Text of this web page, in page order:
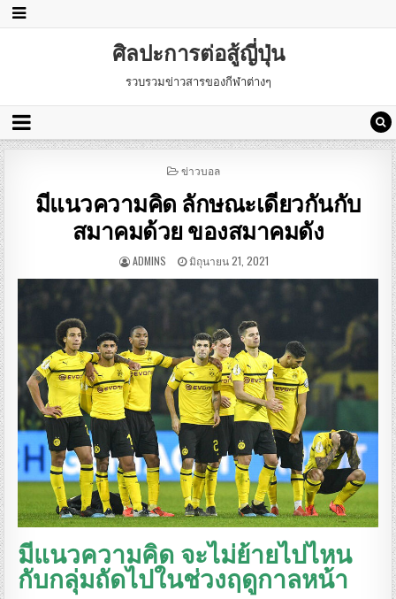
ศิลปะการต่อสู้ญี่ปุ่น
รวบรวมข่าวสารของกีฬาต่างๆ
POSTED
ข่าวบอล
มีแนวความคิด ลักษณะเดียวกันกับ
สมาคมด้วย ของสมาคมดัง
ADMINS มิถุนายน 21, 2021
มีแนวความคิด จะไม่ย้ายไปไหน
กับกลุ่มถัดไปในช่วงฤดูกาลหน้า